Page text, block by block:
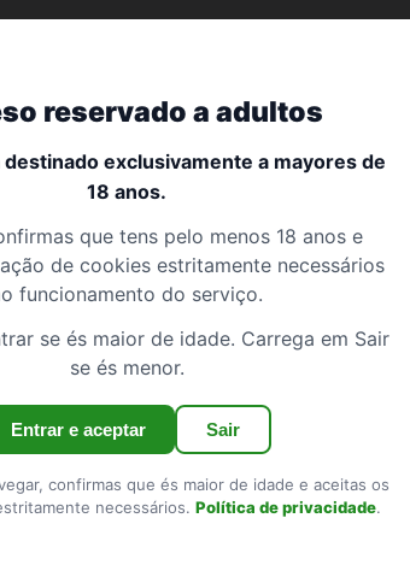
reservado a adultos
exclusivamente a mayores de
18 anos.
que tens pelo menos 18 anos e
de cookies estritamente necessários
funcionamento do serviço.
se és maior de idade. Carrega em Sair
se és menor.
Entrar e aceptar Sair
confirmas que és maior de idade e aceitas os
necessários. Política de privacidade.
Aviso legal
Informação legal relativa ao
O site
Denominação:
30 N Gould St Ste
Website: https://encontro-